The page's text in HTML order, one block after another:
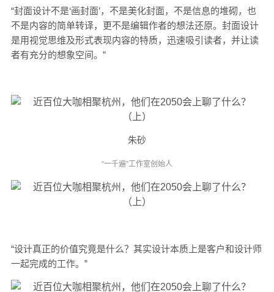
“封面设计不是‘画封面’，不是美化封面，不是信息的堆砌，也
不是内容的简单转译，更不是编辑作者的想法还原。 封面设计
是用视觉思维及形式表现内容的特质，迅速吸引读者，并让读
者有充分的想象空间。 ”
朱砂
“一千遍”工作室创始人
“设计真正的价值究竟是什么？其实设计本质上是客户和设计师
一起完成的工作。”